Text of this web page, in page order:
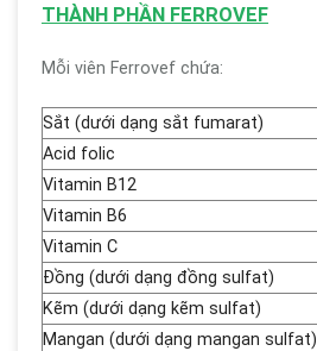
THÀNH PHẦN FERROVEF
Mỗi viên Ferrovef chứa:
Sắt (dưới dạng sắt fumarat)
Acid folic
Vitamin B12
Vitamin B6
Vitamin C
Đồng (dưới dạng đồng sulfat)
Kẽm (dưới dạng kẽm sulfat)
Mangan (dưới dạng mangan sulfat)